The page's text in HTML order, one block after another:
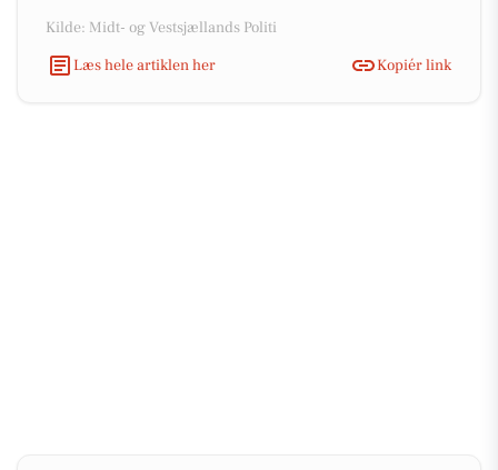
Kilde: Midt- og Vestsjællands Politi
Læs hele artiklen her
Kopiér link